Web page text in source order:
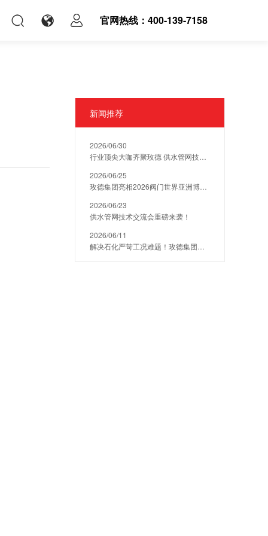
官网热线：400-139-7158
新闻推荐
2026/06/30
行业顶尖大咖齐聚玫德 供水管网技术交流会圆满举办
2026/06/25
玫德集团亮相2026阀门世界亚洲博览会，两款高端球阀硬核出圈
2026/06/23
供水管网技术交流会重磅来袭！
2026/06/11
解决石化严苛工况难题！玫德集团亮相中国国际石油化工技术装备展览会